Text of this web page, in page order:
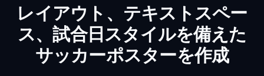
レイアウト、テキストスペー
ス、試合日スタイルを備えた
サッカーポスターを作成